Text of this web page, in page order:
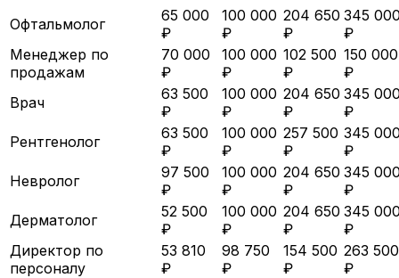
Офтальмолог
65 000
₽
100 000
₽
204 650
₽
345
₽
Менеджер по
продажам
70 000
₽
100 000
₽
102 500
₽
150 000
₽
Врач
63 500
₽
100 000
₽
204 650
₽
345
₽
Рентгенолог
63 500
₽
100 000
₽
257 500
₽
345
₽
Невролог
97 500
₽
100 000
₽
204 650
₽
345
₽
Дерматолог
52 500
₽
100 000
₽
204 650
₽
345
₽
Директор по
персоналу
53 810
₽
98 750
₽
154 500
₽
263 500
₽